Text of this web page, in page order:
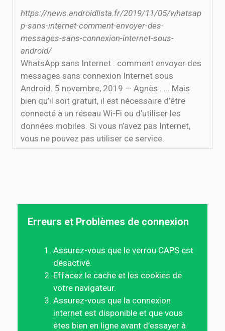
https://news.androidlista.fr/2019/11/05/whatsap
p-sans-internet-comment-envoyer-des-
messages-sans-connexion-internet-sous-
android/
WhatsApp sans Internet : comment envoyer des
messages sans connexion Internet sous
Android. 5 novembre, 2019 — Agnès . ... Mais
bien qu’il soit gratuit, il est nécessaire d’être
connecté à un réseau Wi-Fi ou d’utiliser les
données mobiles. Si vous n’avez pas Internet,
vous ne pouvez pas utiliser ce service.
Erreurs et Problèmes de connexion
Assurez-vous que le verrou CAPS est
désactivé.
Effacez le cache et les cookies de
votre navigateur.
Assurez-vous que la connexion
internet est disponible et que vous
êtes bien en ligne avant d’essayer à